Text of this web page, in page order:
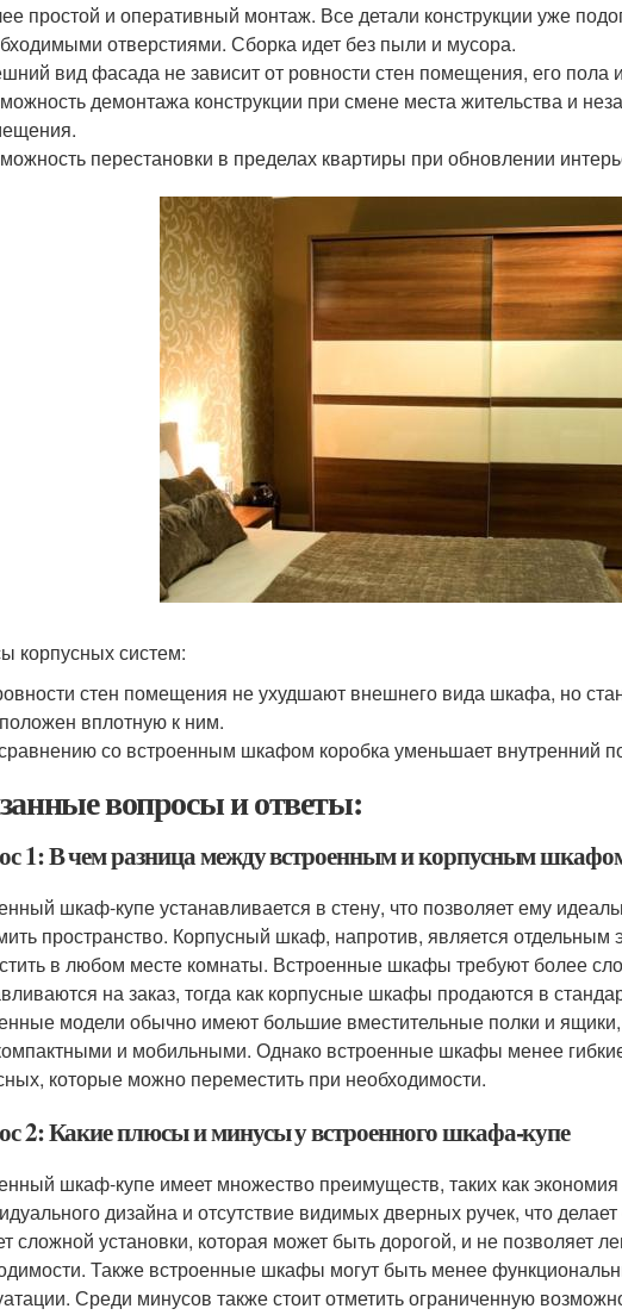
простой и оперативный монтаж. Все детали конструкции уже
отверстиями. Сборка идет без пыли и мусора.
вид фасада не зависит от ровности стен помещения, его пола
демонтажа конструкции при смене места жительства и
перестановки в пределах квартиры при обновлении
корпусных систем:
стен помещения не ухудшают внешнего вида шкафа, но
вплотную к ним.
со встроенным шкафом коробка уменьшает внутренний
вопросы и ответы:
1: В чем разница между встроенным и корпусным
шкаф-купе устанавливается в стену, что позволяет ему
пространство. Корпусный шкаф, напротив, является
в любом месте комнаты. Встроенные шкафы требуют более
на заказ, тогда как корпусные шкафы продаются в
модели обычно имеют большие вместительные полки и
и мобильными. Однако встроенные шкафы менее
которые можно переместить при необходимости.
2: Какие плюсы и минусы у встроенного шкафа-купе
шкаф-купе имеет множество преимуществ, таких как
дизайна и отсутствие видимых дверных ручек, что
сложной установки, которая может быть дорогой, и не позволяет
Также встроенные шкафы могут быть менее
Среди минусов также стоит отметить ограниченную